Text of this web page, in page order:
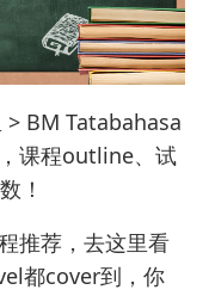
> BM Tatabahasa
课程outline、试
！
推荐，去这里看
都cover到，你